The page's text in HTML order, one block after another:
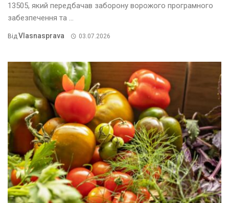
13505, який передбачав заборону ворожого програмного
забезпечення та ...
ВідVlasnasprava 03.07.2026